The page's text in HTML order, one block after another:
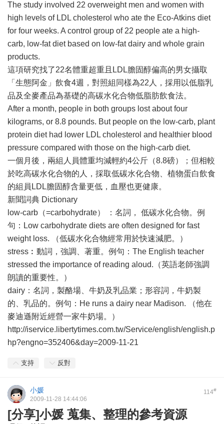
The study involved 22 overweight men and women with
high levels of LDL cholesterol who ate the Eco-Atkins diet
for four weeks. A control group of 22 people ate a high-
carb, low-fat diet based on low-fat dairy and whole grain
products.
這項研究找了22名體重超重且LDL膽固醇偏高的男女攝取
「生態阿金」飲食4週，對照組同樣為22人，採用以低脂乳
品及全麥產品為基礎的高碳水化合物低脂肪飲食法。
After a month, people in both groups lost about four
kilograms, or 8.8 pounds. But people on the low-carb, plant
protein diet had lower LDL cholesterol and healthier blood
pressure compared with those on the high-carb diet.
一個月後，兩組人員體重均減輕約4公斤（8.8磅）；但相較
於吃高碳水化合物的人，採取低碳水化合物、植物蛋白飲食
的組員LDL膽固醇含量更低，血壓也更健康。
新聞詞典 Dictionary
low-carb（=carbohydrate） ：名詞， 低碳水化合物。例
句：Low carbohydrate diets are often designed for fast
weight loss. （低碳水化合物經常用於快速減肥。）
stress︰動詞，強調、著重。例句：The English teacher
stressed the importance of reading aloud.（英語老師強調
朗讀的重要性。）
dairy：名詞，製酪場、牛奶及乳品業；形容詞，牛奶製
的、乳品的。例句：He runs a dairy near Madison. （他在
麥迪遜附近經營一家牛奶場。）
http://iservice.libertytimes.com.tw/Service/english/english.p
hp?engno=352406&day=2009-11-21
支持 反對
114#
小媛
2009-11-28 14:44:06
[分享]小媛 蒐集、整理的參考資源